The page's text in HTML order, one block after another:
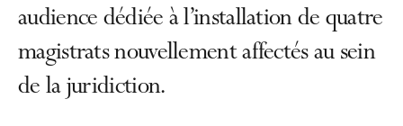
audience dédiée à l’installation de quatre
magistrats nouvellement affectés au sein
de la juridiction.